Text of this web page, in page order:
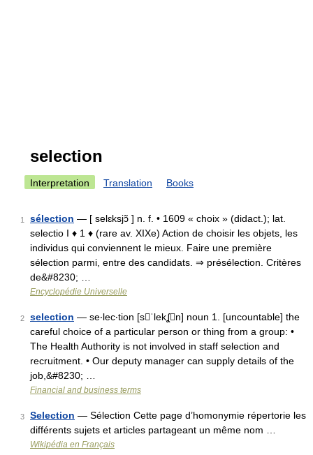
selection
Interpretation Translation Books
1 sélection — [ selɛksjɔ̃ ] n. f. • 1609 « choix » (didact.); lat.
selectio I ♦ 1 ♦ (rare av. XIXe) Action de choisir les objets, les
individus qui conviennent le mieux. Faire une première
sélection parmi, entre des candidats. ⇒ présélection. Critères
de&#8230; …
Encyclopédie Universelle
2 selection — se‧lec‧tion [sˈlekʆn] noun 1. [uncountable] the
careful choice of a particular person or thing from a group: •
The Health Authority is not involved in staff selection and
recruitment. • Our deputy manager can supply details of the
job,&#8230; …
Financial and business terms
3 Selection — Sélection Cette page d’homonymie répertorie les
différents sujets et articles partageant un même nom …
Wikipédia en Français